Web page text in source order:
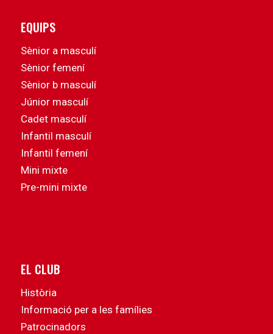
EQUIPS
Sènior a masculí
Sènior femení
Sènior b masculí
Júnior masculí
Cadet masculí
Infantil masculí
Infantil femení
Mini mixte
Pre-mini mixte
EL CLUB
Història
Informació per a les famílies
Patrocinadors